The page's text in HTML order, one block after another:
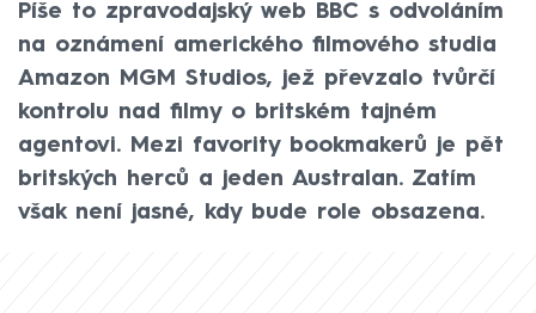
Píše to zpravodajský web BBC s odvoláním
na oznámení amerického filmového studia
Amazon MGM Studios, jež převzalo tvůrčí
kontrolu nad filmy o britském tajném
agentovi. Mezi favority bookmakerů je pět
britských herců a jeden Australan. Zatím
však není jasné, kdy bude role obsazena.